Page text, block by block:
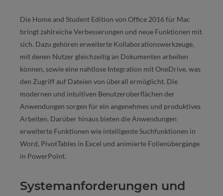
Die Home and Student Edition von Office 2016 für Mac
bringt zahlreiche Verbesserungen und neue Funktionen mit
sich. Dazu gehören erweiterte Kollaborationswerkzeuge,
mit denen Nutzer gleichzeitig an Dokumenten arbeiten
können, sowie eine nahtlose Integration mit OneDrive, was
den Zugriff auf Dateien von überall ermöglicht. Die
modernen und intuitiven Benutzeroberflächen der
Anwendungen sorgen für ein angenehmes und produktives
Arbeiten. Darüber hinaus bieten die Anwendungen
erweiterte Funktionen wie intelligente Suchfunktionen in
Word, PivotTables in Excel und animierte Folienübergänge
in PowerPoint.
Systemanforderungen und